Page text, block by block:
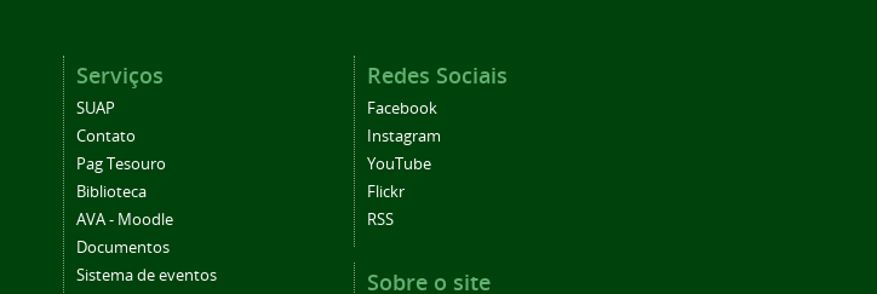
Serviços
SUAP
Contato
Pag Tesouro
Biblioteca
AVA - Moodle
Documentos
Sistema de eventos
Redes Sociais
Facebook
Instagram
YouTube
Flickr
RSS
Sobre o site